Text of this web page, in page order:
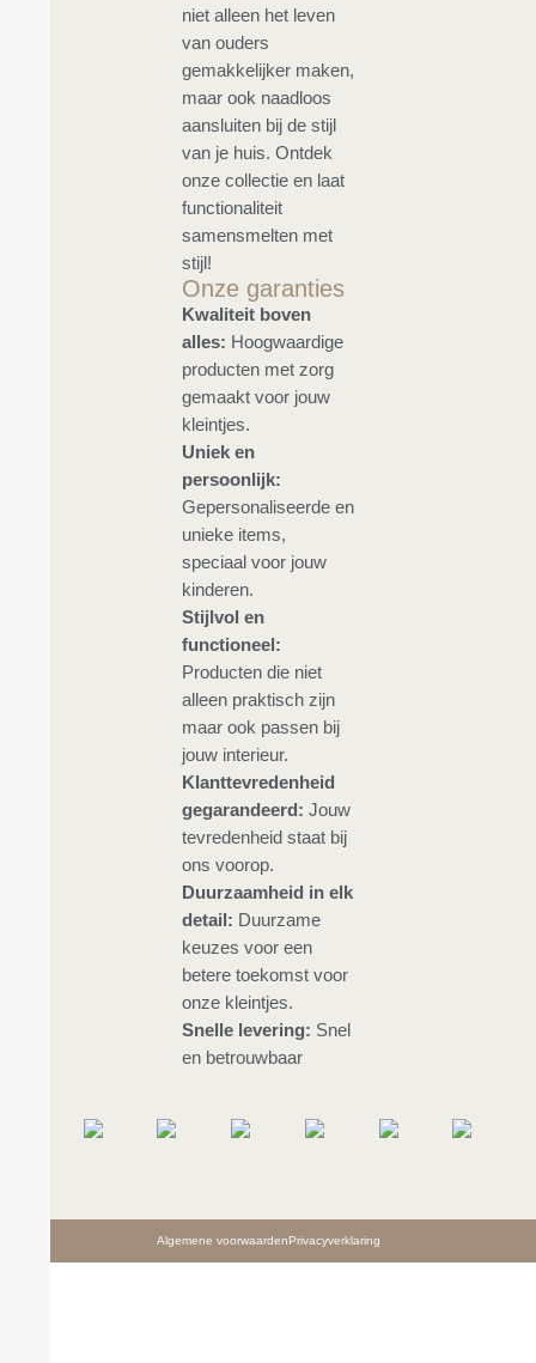
niet alleen het leven
van ouders
gemakkelijker maken,
maar ook naadloos
aansluiten bij de stijl
van je huis. Ontdek
onze collectie en laat
functionaliteit
samensmelten met
stijl!
Onze garanties
Kwaliteit boven
alles: Hoogwaardige
producten met zorg
gemaakt voor jouw
kleintjes.
Uniek en
persoonlijk:
Gepersonaliseerde en
unieke items,
speciaal voor jouw
kinderen.
Stijlvol en
functioneel:
Producten die niet
alleen praktisch zijn
maar ook passen bij
jouw interieur.
Klanttevredenheid
gegarandeerd: Jouw
tevredenheid staat bij
ons voorop.
Duurzaamheid in elk
detail: Duurzame
keuzes voor een
betere toekomst voor
onze kleintjes.
Snelle levering: Snel
en betrouwbaar
Algemene voorwaardenPrivacyverklaring